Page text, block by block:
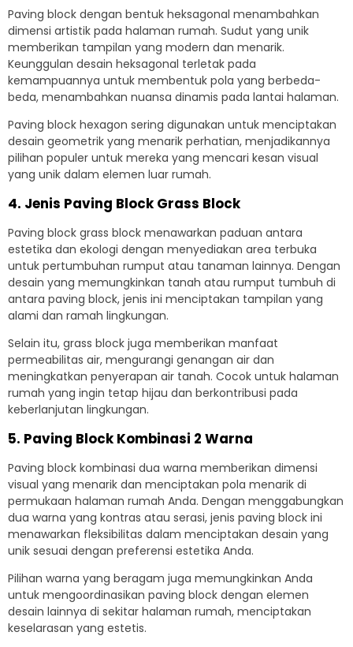
Paving block dengan bentuk heksagonal menambahkan
dimensi artistik pada halaman rumah. Sudut yang unik
memberikan tampilan yang modern dan menarik.
Keunggulan desain heksagonal terletak pada
kemampuannya untuk membentuk pola yang berbeda-
beda, menambahkan nuansa dinamis pada lantai halaman.
Paving block hexagon sering digunakan untuk menciptakan
desain geometrik yang menarik perhatian, menjadikannya
pilihan populer untuk mereka yang mencari kesan visual
yang unik dalam elemen luar rumah.
4. Jenis Paving Block Grass Block
Paving block grass block menawarkan paduan antara
estetika dan ekologi dengan menyediakan area terbuka
untuk pertumbuhan rumput atau tanaman lainnya. Dengan
desain yang memungkinkan tanah atau rumput tumbuh di
antara paving block, jenis ini menciptakan tampilan yang
alami dan ramah lingkungan.
Selain itu, grass block juga memberikan manfaat
permeabilitas air, mengurangi genangan air dan
meningkatkan penyerapan air tanah. Cocok untuk halaman
rumah yang ingin tetap hijau dan berkontribusi pada
keberlanjutan lingkungan.
5. Paving Block Kombinasi 2 Warna
Paving block kombinasi dua warna memberikan dimensi
visual yang menarik dan menciptakan pola menarik di
permukaan halaman rumah Anda. Dengan menggabungkan
dua warna yang kontras atau serasi, jenis paving block ini
menawarkan fleksibilitas dalam menciptakan desain yang
unik sesuai dengan preferensi estetika Anda.
Pilihan warna yang beragam juga memungkinkan Anda
untuk mengoordinasikan paving block dengan elemen
desain lainnya di sekitar halaman rumah, menciptakan
keselarasan yang estetis.